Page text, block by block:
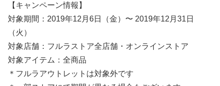
【キャンペーン情報】
対象期間：2019年12月6日（金）〜 2019年12月31日
（火）
対象店舗：フルラストア全店舗・オンラインストア
対象アイテム：全商品
＊フルラアウトレットは対象外です